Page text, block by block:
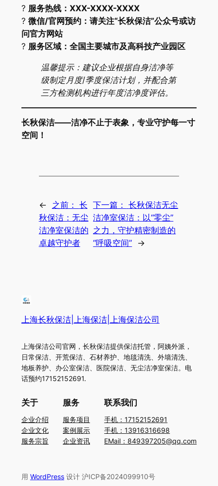
? 服务热线：XXX-XXXX-XXXX
? 微信/官网预约：请关注“长秋保洁”公众号或访
问官方网站
? 服务区域：全国主要城市及高科技产业园区
温馨提示：建议企业根据自身洁净等
级制定月度/季度保洁计划，并配合第
三方检测机构进行年度洁净度评估。
长秋保洁——洁净不止于表象，专业守护每一寸
空间！
← 之前： 长
秋保洁：无尘
洁净室保洁的
卓越守护者
下一篇：
长秋保洁无尘
洁净室保洁：以“零尘”
之力，守护精密制造的
“呼吸空间”
→
上海长秋保洁|上海保洁|上海保洁公司
上海保洁公司官网，长秋保洁提供保洁托管，阿姨外派，
日常保洁、开荒保洁、石材养护、地毯清洗、外墙清洗、
地板养护、办公室保洁、医院保洁、无尘洁净室保洁。电
话预约17152152691.
关于
企业介绍
企业文化
服务宗旨
服务
服务项目
案例展示
企业资讯
联系我们
手机：17152152691
手机：13916316698
EMail：849397205@qq.com
用 WordPress设计 沪ICP备2024099910号